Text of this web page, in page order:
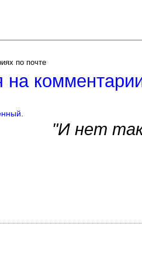
по почте
на
"И нет